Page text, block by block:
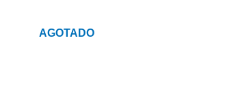
AGOTADO